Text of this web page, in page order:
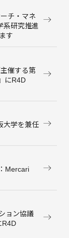
チ・マネ
系研究推進
す
催する第
にR4D
大学を兼任
Mercari
ョン協議
R4D